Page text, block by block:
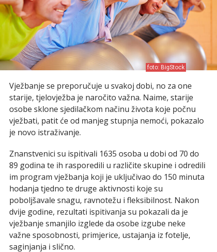
foto: BigStock
Vježbanje se preporučuje u svakoj dobi, no za one
starije, tjelovježba je naročito važna. Naime, starije
osobe sklone sjedilačkom načinu života koje počnu
vježbati, patit će od manjeg stupnja nemoći, pokazalo
je novo istraživanje.
Znanstvenici su ispitivali 1635 osoba u dobi od 70 do
89 godina te ih rasporedili u različite skupine i odredili
im program vježbanja koji je uključivao do 150 minuta
hodanja tjedno te druge aktivnosti koje su
poboljšavale snagu, ravnotežu i fleksibilnost. Nakon
dvije godine, rezultati ispitivanja su pokazali da je
vježbanje smanjilo izglede da osobe izgube neke
važne sposobnosti, primjerice, ustajanja iz fotelje,
saginjanja i slično.